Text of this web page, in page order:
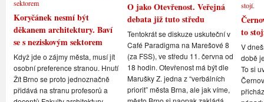
Koryčánek nesmí být
děkanem architektury. Baví
se s neziskovým sektorem
Když jde o zájmy města, musí jít
osobní preference stranou. Hnutí
Žít Brno se proto jednoznačně
přidává na stranu profesorů a
O jako Otevřenost. Veřejná
debata již tuto středu
Tentokrát se diskuze uskuteční v
Café Paradigma na Marešové 8
(za FSS), ve středu 11. června od
18 hodin. Otevřenost má být dle
Marušky Z. jedna z “verbálních
priorit” města Brna, ale jak víme,
to
V
době
To si